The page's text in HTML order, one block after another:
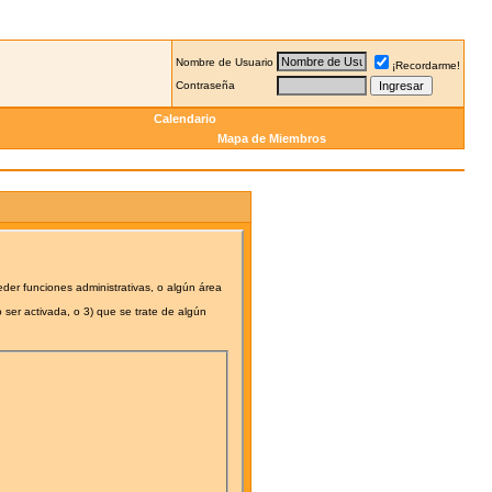
Nombre de Usuario
¡Recordarme!
Contraseña
Calendario
Mapa de Miembros
funciones administrativas, o algún área
activada, o 3) que se trate de algún